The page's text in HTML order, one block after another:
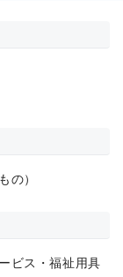
の）
ビス・福祉用具